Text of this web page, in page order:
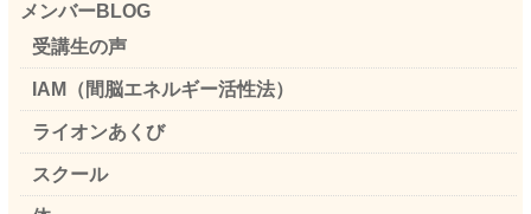
メンバーBLOG
受講生の声
IAM（間脳エネルギー活性法）
ライオンあくび
スクール